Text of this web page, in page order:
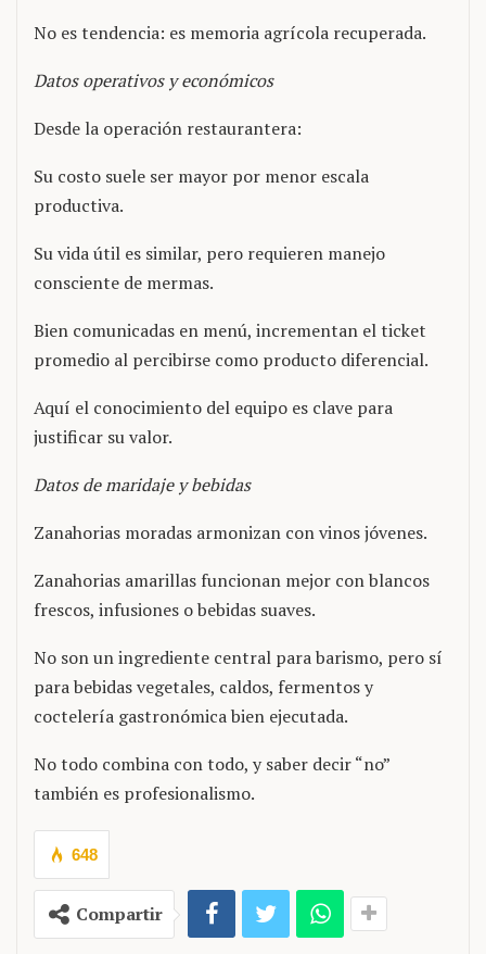
No es tendencia: es memoria agrícola recuperada.
Datos operativos y económicos
Desde la operación restaurantera:
Su costo suele ser mayor por menor escala
productiva.
Su vida útil es similar, pero requieren manejo
consciente de mermas.
Bien comunicadas en menú, incrementan el ticket
promedio al percibirse como producto diferencial.
Aquí el conocimiento del equipo es clave para
justificar su valor.
Datos de maridaje y bebidas
Zanahorias moradas armonizan con vinos jóvenes.
Zanahorias amarillas funcionan mejor con blancos
frescos, infusiones o bebidas suaves.
No son un ingrediente central para barismo, pero sí
para bebidas vegetales, caldos, fermentos y
coctelería gastronómica bien ejecutada.
No todo combina con todo, y saber decir “no”
también es profesionalismo.
648
Compartir